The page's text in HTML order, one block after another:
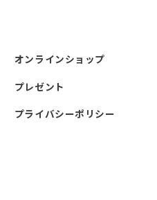
オンラインショップ
プレゼント
プライバシーポリシー